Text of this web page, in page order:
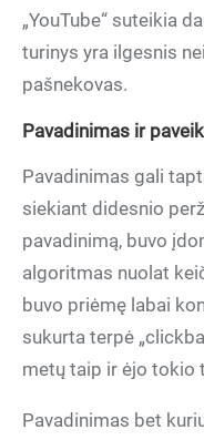
„YouTube“ suteikia
turinys yra ilgesnis
pašnekovas.
Pavadinimas ir
Pavadinimas gali
siekiant didesnio
pavadinimą, buvo
algoritmas nuolat
buvo priėmę labai
sukurta terpė
metų taip ir ėjo tokio
Pavadinimas bet